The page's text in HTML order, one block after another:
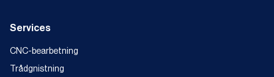
Services
CNC-bearbetning
Trådgnistning